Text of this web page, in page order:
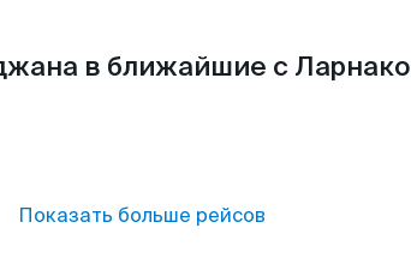
в ближайшие с
Показать больше рейсов